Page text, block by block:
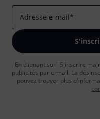
Adresse e-mail*
En cliquant sur "S'inscrire
publicités par e-mail. La
pouvez trouver plus